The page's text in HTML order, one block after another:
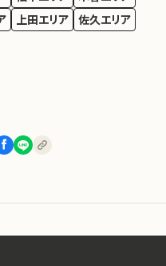
上田エリア 佐久エリア